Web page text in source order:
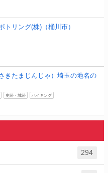
トリング(株)（桶川市）
きたまじんじゃ）埼玉の地名の
史跡・城跡 ハイキング
294